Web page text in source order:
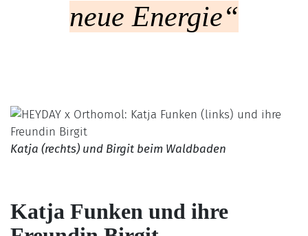
neue Energie“
Katja (rechts) und Birgit beim Waldbaden
Katja Funken und ihre